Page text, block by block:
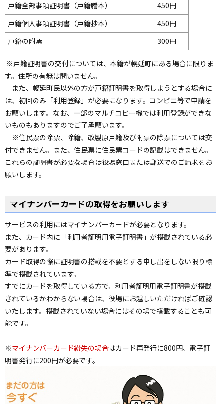
戸籍全部事項証明書（戸籍謄本）
450円
戸籍個人事項証明書（戸籍抄本）
450円
戸籍の附票
300円
※戸籍証明書の交付については、本籍が幌延町にある場合に限りま
す。住所の有無は問いません。
また、幌延町民以外の方が戸籍証明書を取得しようとする場合に
は、初回のみ「利用登録」が必要になります。コンビニ等で申請を
お願いします。なお、一部のマルチコピー機では利用登録ができな
いものもありますのでご了承願います。
※住民票の除票、除籍、改製原戸籍及び附票の除票については交
付できません。また、住民票に住民票コードの記載はできません。
これらの証明書が必要な場合は役場窓口または郵送でのご請求をお
願いします。
マイナンバーカードの取得をお願いします
サービスの利用にはマイナンバーカードが必要となります。
また、カード内に「利用者証明用電子証明書」が搭載されている必
要があります。
カード取得の際に証明書の搭載を不要とする申し出をしない限り標
準で搭載されています。
すでにカードを取得している方で、利用者証明用電子証明書が搭載
されているかわからない場合は、役場にお越しいただければご確認
いたします。搭載されていない場合にはその場で搭載することも可
能です。
※マイナンバーカード紛失の場合はカード再発行に800円、電子証
明書発行に200円が必要です。